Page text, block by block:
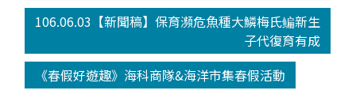
106.06.03【新聞稿】保育瀕危魚種大鱗梅氏鳊新生
子代復育有成
《春假好遊趣》海科商隊&海洋市集春假活動